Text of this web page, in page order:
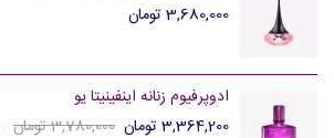
3,680,000 تومان
ادوپرفیوم زنانه اینفینیتا یو
3,364,200 تومان
3,780,000 تومان